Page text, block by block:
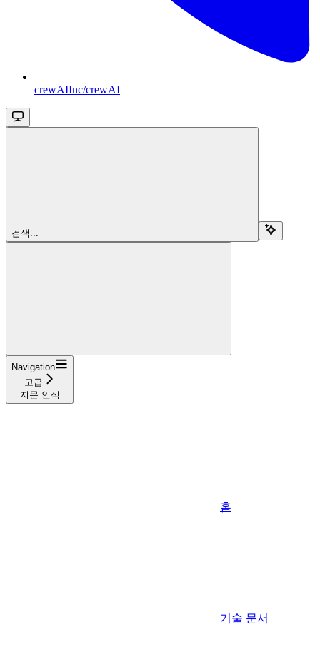
crewAIInc/crewAI
검색...
Navigation
고급
지문 인식
홈
기술 문서